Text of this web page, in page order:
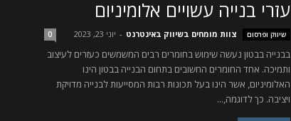
עזרי בנייה עשויים אלומיניום
שיווק ופרסום צוות מומחים בשיווק באינטרנט - יוני 23, 2023 0
בבנייה בבטון נעשה שימוש בחומרים רבים המשמשים כעזרים לעיצוב
ותמיכה. אחד החומרים החשובים בתחום הבנייה בבטון הינו
האלומיניום, אשר הינו בעל תכונות רבות המסייעות לבנייה מדויקת
ויציבה. כך לדוגמה,...